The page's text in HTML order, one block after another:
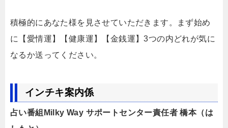
積極的にあなた様を見させていただきます。まず始め
に【愛情運】【健康運】【金銭運】3つの内どれが気に
なるか送ってください。
インチキ案内係
占い番組Milky Way サポートセンター責任者 橋本（は